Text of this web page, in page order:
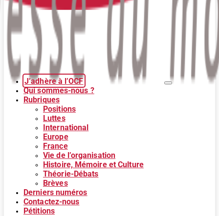
J’adhère à l’OCF
Qui sommes-nous ?
Rubriques
Positions
Luttes
International
Europe
France
Vie de l’organisation
Histoire, Mémoire et Culture
Théorie-Débats
Brèves
Derniers numéros
Contactez-nous
Pétitions